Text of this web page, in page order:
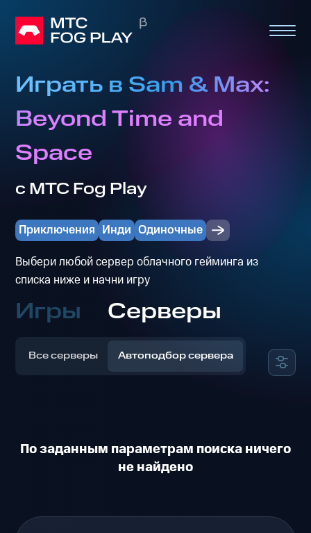
Играть в Sam & Max:
Beyond Time and
Space
с МТС Fog Play
Приключения Инди Одиночные
Выбери любой сервер облачного гейминга из
списка ниже и начни игру
Игры Серверы
Все серверы Автоподбор сервера
По заданным параметрам поиска ничего
не найдено